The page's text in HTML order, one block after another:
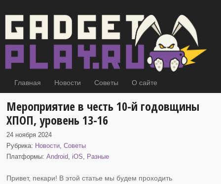
Главная Новости Советы О сайте
Мероприятие в честь 10-й годовщины
ХПОП, уровень 13-16
24 ноября 2024
Рубрика: Новости,Советы
Платформы:Android, iOS, Разные
Привет, пекари! В этой статье мы будем проходить